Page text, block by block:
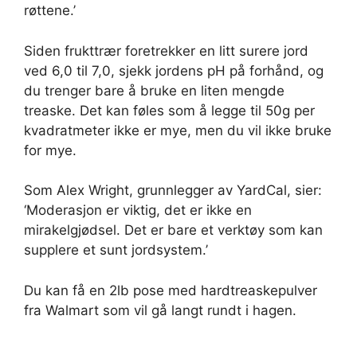
røttene.’
Siden frukttrær foretrekker en litt surere jord
ved 6,0 ​​til 7,0, sjekk jordens pH på forhånd, og
du trenger bare å bruke en liten mengde
treaske. Det kan føles som å legge til 50g per
kvadratmeter ikke er mye, men du vil ikke bruke
for mye.
Som Alex Wright, grunnlegger av YardCal, sier:
‘Moderasjon er viktig, det er ikke en
mirakelgjødsel. Det er bare et verktøy som kan
supplere et sunt jordsystem.’
Du kan få en 2lb pose med hardtreaskepulver
fra Walmart som vil gå langt rundt i hagen.